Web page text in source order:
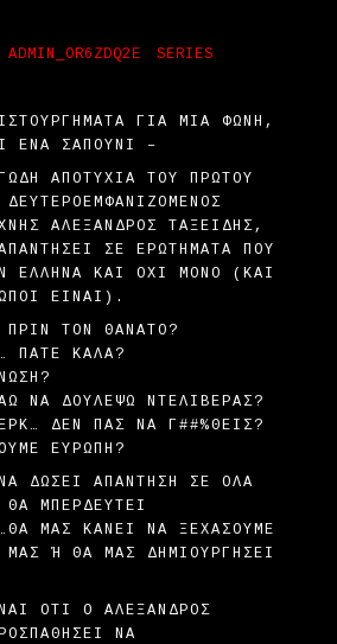
ADMIN_OR6ZDQ2E SERIES
ΓΙΑ ΜΙΑ ΦΩΝΉ,
ΈΝΑ ΣΑΠΟΎΝΙ –
ΑΠΟΤΥΧΊΑ ΤΟΥ ΠΡΏΤΟΥ
ΑΛΈΞΑΝΔΡΟΣ TΑΞΕΊΔΗΣ,
ΣΕ ΕΡΩΤΉΜΑΤΑ ΠΟΥ
ΈΛΛΗΝΑ ΚΑΙ ΌΧΙ ΜΌΝΟ (ΚΑΙ
ΕΊΝΑΙ).
ΤΟΝ ΘΆΝΑΤΟ?
ΠΆΤΕ ΚΑΛΆ?
ΝΑ ΔΟΥΛΈΨΩ ΝΤΕΛΙΒΕΡΆΣ?
ΔΕΝ ΠΑΣ ΝΑ Γ##%ΘΕΊΣ?
ΕΥΡΏΠΗ?
ΔΏΣΕΙ ΑΠΆΝΤΗΣΗ ΣΕ ΌΛΑ
ΜΠΕΡΔΕΥΤΕΊ Π
ΜΑΣ ΚΆΝΕΙ ΝΑ ΞΕΧΆΣΟΥΜΕ Τ
Ή ΘΑ ΜΑΣ ΔΗΜΙΟΥΡΓΉΣΕΙ ΚΙ
ΌΤΙ Ο ΑΛΈΞΑΝΔΡΟΣ
ΝΑ